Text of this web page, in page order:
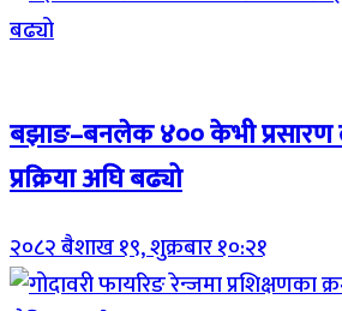
बझाङ–बनलेक ४०० केभी प्रसारण
प्रक्रिया अघि बढ्यो
२०८२ बैशाख १९, शुक्रबार १०:२१